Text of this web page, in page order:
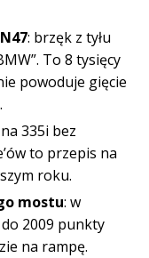
: brzęk z tyłu
To 8 tysięcy
powoduje gięcie
335i bez
to przepis na
roku.
mostu: w
2009 punkty
na rampę.